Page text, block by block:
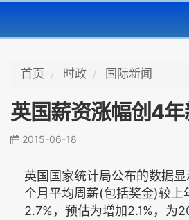
首页 时政 国际新闻
英国薪资涨幅创4
2015-06-18
英国国家统计局公布的数据
个月平均周薪(包括奖金)较上
2.7%，预估为增加2.1%，为